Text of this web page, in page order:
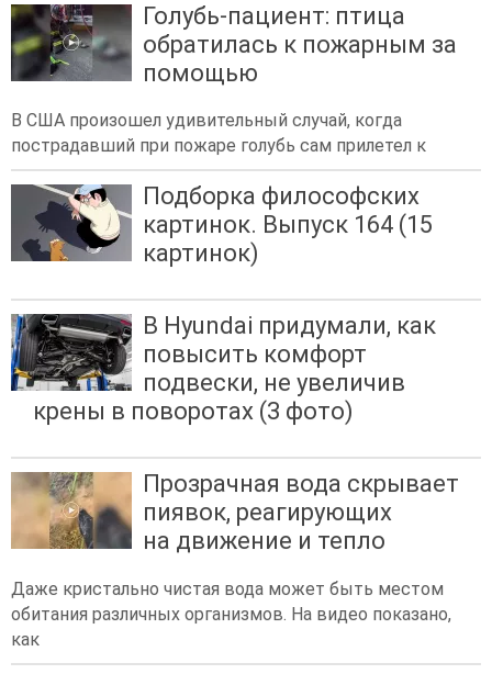
Голубь-пациент: птица
обратилась к пожарным за
помощью
В США произошел удивительный случай, когда
пострадавший при пожаре голубь сам прилетел к
Подборка философских
картинок. Выпуск 164 (15
картинок)
В Hyundai придумали, как
повысить комфорт
подвески, не увеличив
крены в поворотах (3 фото)
Прозрачная вода скрывает
пиявок, реагирующих
на движение и тепло
Даже кристально чистая вода может быть местом
обитания различных организмов. На видео показано,
как